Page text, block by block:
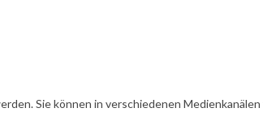
Sie können in verschiedenen